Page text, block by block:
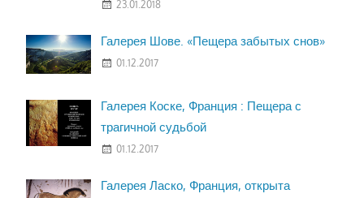
23.01.2018
Галерея Шове. «Пещера забытых снов»
01.12.2017
Галерея Коске, Франция : Пещера с
трагичной судьбой
01.12.2017
Галерея Ласко, Франция, открыта